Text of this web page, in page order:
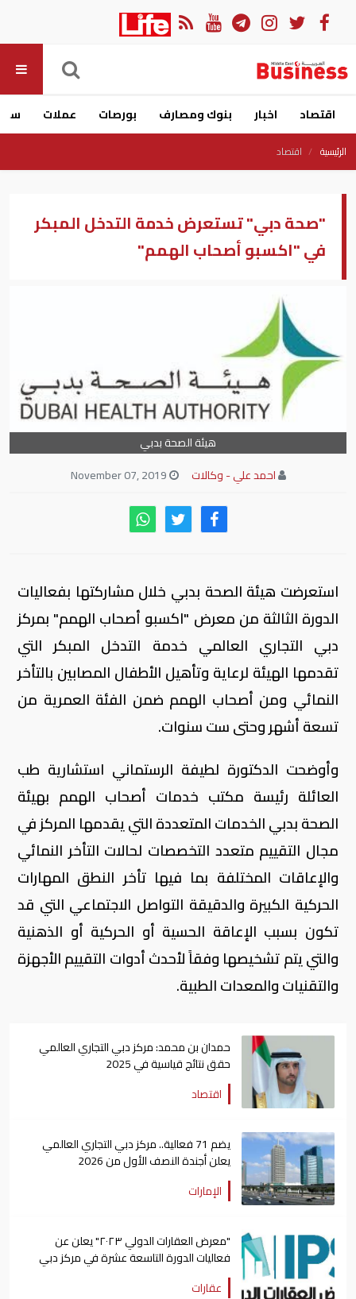
اقتصاد اخبار بنوك ومصارف بورصات عملات
الرئيسية اقتصاد
"صحة دبي" تستعرض خدمة التدخل المبكر
في "اكسبو أصحاب الهمم"
هيئة الصحة بدبي
احمد علي - وكالات
استعرضت هيئة الصحة بدبي خلال مشاركتها بفعاليات
الدورة الثالثة من معرض "اكسبو أصحاب الهمم" بمركز
دبي التجاري العالمي خدمة التدخل المبكر التي
تقدمها الهيئة لرعاية وتأهيل الأطفال المصابين بالتأخر
النمائي ومن أصحاب الهمم ضمن الفئة العمرية من
تسعة أشهر وحتى ست سنوات.
وأوضحت الدكتورة لطيفة الرستماني استشارية طب
العائلة رئيسة مكتب خدمات أصحاب الهمم بهيئة
الصحة بدبي الخدمات المتعددة التي يقدمها المركز في
مجال التقييم متعدد التخصصات لحالات التأخر النمائي
والإعاقات المختلفة بما فيها تأخر النطق المهارات
الحركية الكبيرة والدقيقة التواصل الاجتماعي التي قد
تكون بسبب الإعاقة الحسية أو الحركية أو الذهنية
والتي يتم تشخيصها وفقاً لأحدث أدوات التقييم الأجهزة
والتقنيات والمعدات الطبية.
حمدان بن محمد: مركز دبي التجاري العالمي
حقق نتائج قياسية في 2025
اقتصاد
يضم 71 فعالية.. مركز دبي التجاري العالمي
يعلن أجندة النصف الأول من 2026
الإمارات
"معرض العقارات الدولي ٢٠٢٣" يعلن عن
فعاليات الدورة التاسعة عشرة في مركز دبي
التجاري العالمي
عقارات